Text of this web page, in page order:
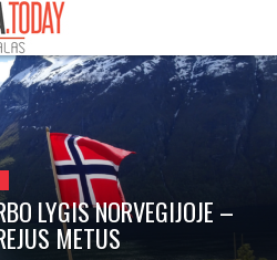
LYGIS NORVEGIJOJE –
METUS